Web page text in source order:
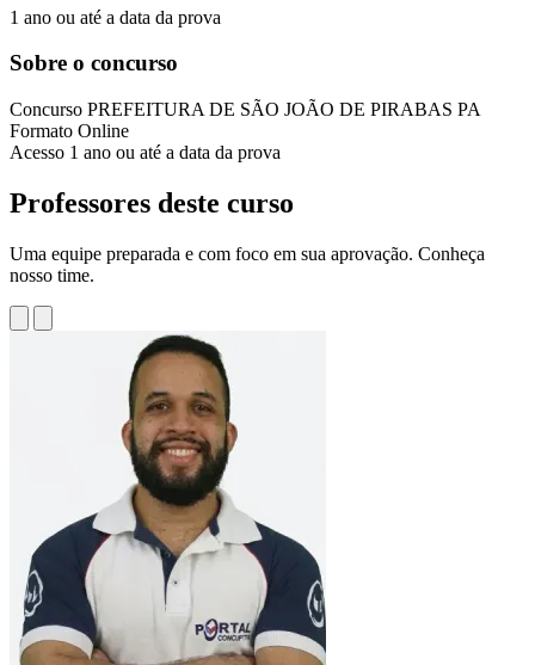
1 ano ou até a data da prova
Sobre o concurso
Concurso PREFEITURA DE SÃO JOÃO DE PIRABAS PA
Formato Online
Acesso 1 ano ou até a data da prova
Professores deste curso
Uma equipe preparada e com foco em sua aprovação. Conheça
nosso time.